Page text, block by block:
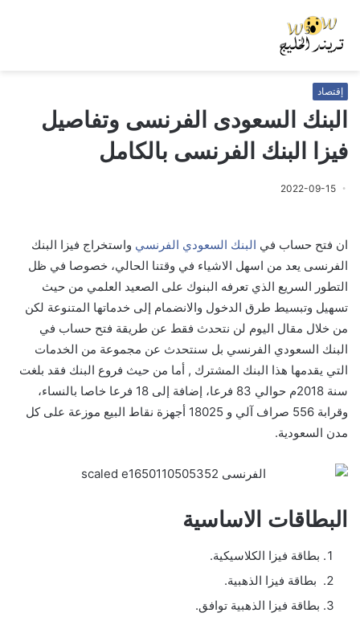
إقتصاد
البنك السعودى الفرنسى وتفاصيل
فيزا البنك الفرنسى بالكامل
2022-09-15
ان فتح حساب في البنك السعودي الفرنسي واستخراج فيزا البنك
الفرنسى يعد من اسهل الاشياء في وقتنا الحالي، خصوصا في ظل
التطور السريع الذي تعرفه البنوك على الصعيد العلمي من حيث
تسهيل وتبسيط طرق الدخول والانضمام إلى خدماتها المتنوعة لكن
من خلال مقال اليوم لن نتحدث فقط عن طريقة فتح حساب في
البنك السعودي الفرنسي بل سنتحدث عن مجموعة من الخدمات
التي يقدمها هذا البنك المشترك , أما من حيث فروع البنك فقد بلغت
سنة 2018م حوالي 83 فرعا، إضافة إلى 18 فرعا خاصا بالنساء،
وقرابة 556 صراف آلي و 18025 أجهزة نقاط البيع موزعة على كل
مدن السعودية.
البطاقات الاساسية
بطاقة فيزا الكلاسيكية.
بطاقة فيزا الذهبية.
بطاقة فيزا الذهبية توافق.